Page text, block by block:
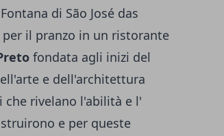
di São José das
per il pranzo in un ristorante
fondata agli inizi del
e dell'architettura
che rivelano l'abilità e l'
e per queste